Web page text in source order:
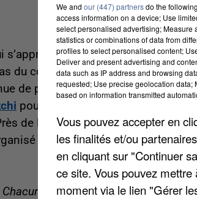
s’apprête à fêter ses 20 ans
du corps depuis le mois de
de progresser. Le club de judo
pour aider sa famille à payer ce
de la moitié des 72.000 euros
le 30 mai prochain.
We and our (447) partnersdo the
access information on a device; Use
select personalised advertising; Measure
statistics or combinations of data from
profiles to select personalised content;
Deliver and present advertising and
data such as IP address and browsing
requested; Use precise geolocation data;
based on information transmitted
Vous pouvez accepter en
les finalités et/ou
en cliquant sur "Continuer
ce site. Vous pouvez
moment via le lien "Gérer